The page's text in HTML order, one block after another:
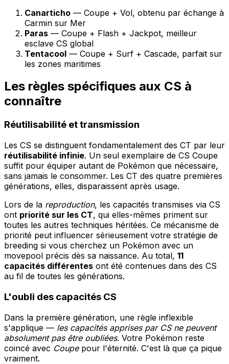
Canarticho — Coupe + Vol, obtenu par échange à
Carmin sur Mer
Paras — Coupe + Flash + Jackpot, meilleur
esclave CS global
Tentacool — Coupe + Surf + Cascade, parfait sur
les zones maritimes
Les règles spécifiques aux CS à
connaître
Réutilisabilité et transmission
Les CS se distinguent fondamentalement des CT par leur
réutilisabilité infinie. Un seul exemplaire de CS Coupe
suffit pour équiper autant de Pokémon que nécessaire,
sans jamais le consommer. Les CT des quatre premières
générations, elles, disparaissent après usage.
Lors de la reproduction, les capacités transmises via CS
ont priorité sur les CT, qui elles-mêmes priment sur
toutes les autres techniques héritées. Ce mécanisme de
priorité peut influencer sérieusement votre stratégie de
breeding si vous cherchez un Pokémon avec un
movepool précis dès sa naissance. Au total, 11
capacités différentes ont été contenues dans des CS
au fil de toutes les générations.
L'oubli des capacités CS
Dans la première génération, une règle inflexible
s'applique — les capacités apprises par CS ne peuvent
absolument pas être oubliées. Votre Pokémon reste
coincé avec Coupepour l'éternité. C'est là que ça pique
vraiment.